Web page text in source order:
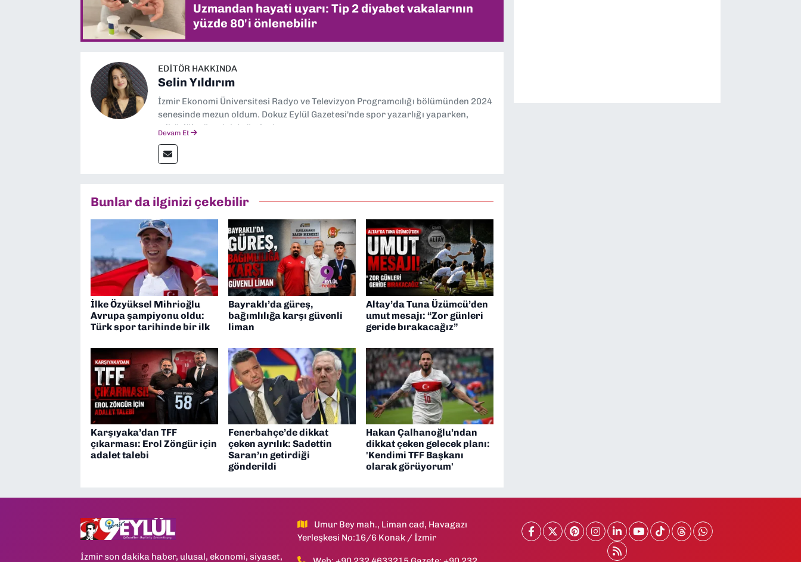
Uzmandan hayati uyarı: Tip 2 diyabet vakalarının
yüzde 80'i önlenebilir
EDITÖR HAKKINDA
Selin Yıldırım
İzmir Ekonomi Üniversitesi Radyo ve Televizyon Programcılığı bölümünden 2024
senesinde mezun oldum. Dokuz Eylül Gazetesi'nde spor yazarlığı yaparken,
editörlük görevini de üstleniyorum.
Devam Et
Bunlar da ilginizi çekebilir
İlke Özyüksel Mihrioğlu
Avrupa şampiyonu oldu:
Türk spor tarihinde bir ilk
Bayraklı’da güreş,
bağımlılığa karşı güvenli
liman
Altay’da Tuna Üzümcü’den
umut mesajı: “Zor günleri
geride bırakacağız”
Karşıyaka’dan TFF
çıkarması: Erol Zöngür için
adalet talebi
Fenerbahçe’de dikkat
çeken ayrılık: Sadettin
Saran’ın getirdiği
gönderildi
Hakan Çalhanoğlu’ndan
dikkat çeken gelecek planı:
'Kendimi TFF Başkanı
olarak görüyorum'
İzmir son dakika haber, ulusal, ekonomi, siyaset,
Umur Bey mah., Liman cad, Havagazı
Yerleşkesi No:16/6 Konak / İzmir